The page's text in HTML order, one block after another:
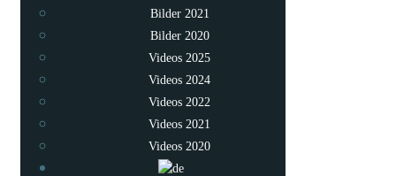
Bilder 2021
Bilder 2020
Videos 2025
Videos 2024
Videos 2022
Videos 2021
Videos 2020